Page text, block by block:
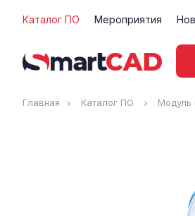
Каталог ПО Мероприятия
Главная Каталог ПО Модуль